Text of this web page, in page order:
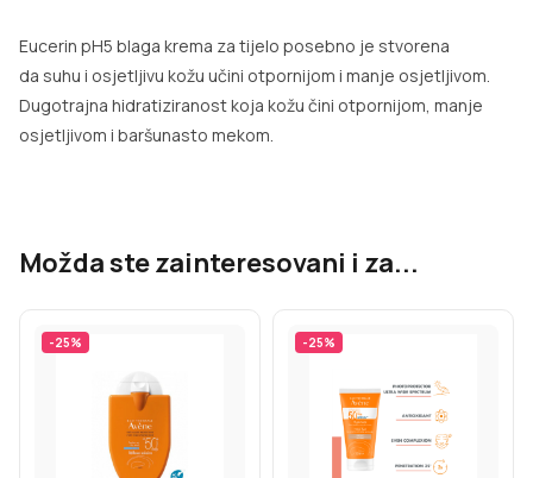
Eucerin pH5 blaga krema za tijelo posebno je stvorena
da suhu i osjetljivu kožu učini otpornijom i manje osjetljivom.
Dugotrajna hidratiziranost koja kožu čini otpornijom, manje
osjetljivom i baršunasto mekom.
Možda ste zainteresovani i za...
-25% -25%